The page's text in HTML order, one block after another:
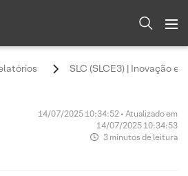
SLC (SLCE3) | Inovação
14/07/2025 10:34:52 • Atualizado em
14/07/2025 10:34:53
3 minutos de leitura